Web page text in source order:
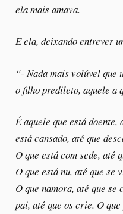
ela mais amava.
E ela, deixando entrever
“- Nada mais volúvel que
o filho predileto, aquele a
É aquele que está
está cansado, até que
O que está com sede, até
O que está nu, até que se
O que namora, até que se
pai, até que os crie. O